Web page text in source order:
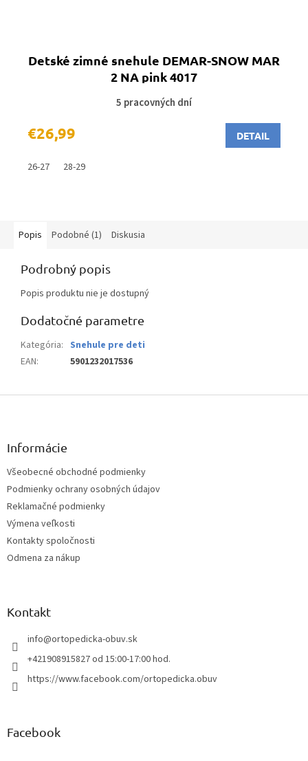
Detské zimné snehule DEMAR-SNOW MAR
2 NA pink 4017
5 pracovných dní
€26,99 DETAIL
26-27 28-29
Popis Podobné (1) Diskusia
Podrobný popis
Popis produktu nie je dostupný
Dodatočné parametre
Kategória: Snehule pre deti
EAN: 5901232017536
Informácie
Všeobecné obchodné podmienky
Podmienky ochrany osobných údajov
Reklamačné podmienky
Výmena veľkosti
Kontakty spoločnosti
Odmena za nákup
Kontakt
info@ortopedicka-obuv.sk
+421908915827 od 15:00-17:00 hod.
https://www.facebook.com/ortopedicka.obuv
Facebook